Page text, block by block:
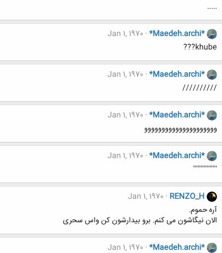
.....
*Maedeh.archi*
Jan 1, 1970
khube???
*Maedeh.archi*
Jan 1, 1970
//////////
*Maedeh.archi*
Jan 1, 1970
ووووووووووووووووووووو
*Maedeh.archi*
Jan 1, 1970
''''''''''''''''
RENZO_H
Jan 1, 1970
آره حموم.
الان نیگاشون می کنم. برو بیدارشون کن واس سحری
*Maedeh.archi*
Jan 1, 1970